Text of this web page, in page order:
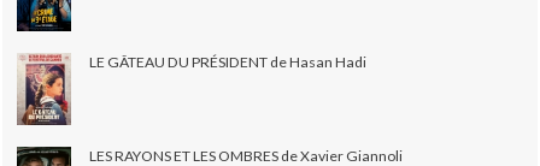
LE GÂTEAU DU PRÉSIDENT de Hasan Hadi
LES RAYONS ET LES OMBRES de Xavier Giannoli